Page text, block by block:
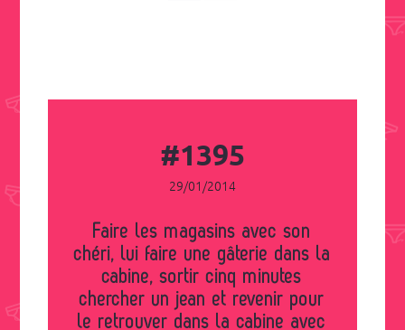
#1395
29/01/2014
Faire les magasins avec son
chéri, lui faire une gâterie dans la
cabine, sortir cinq minutes
chercher un jean et revenir pour
le retrouver dans la cabine avec